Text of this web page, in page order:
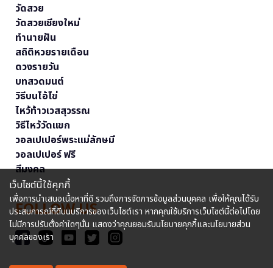
วัดสวย
วัดสวยเชียงใหม่
ทำนายฝัน
สถิติหวยรายเดือน
ดวงรายวัน
บทสวดมนต์
วิธีบนไอ้ไข่
ไหว้ท้าวเวสสุวรรณ
วิธีไหว้วัดแขก
วอลเปเปอร์พระแม่ลักษมี
วอลเปเปอร์ ฟรี
สีมงคล
FOLLOW US
เว็บไซต์นี้ใช้คุกกี้
เพื่อการนำเสนอเนื้อหาที่ดี รวมถึงการจัดการข้อมูลส่วนบุคคล เพื่อให้คุณได้รับ
ประสบการณ์ที่ดีบนบริการของเว็บไซต์เรา หากคุณใช้บริการเว็บไซต์นี้ต่อไปโดย
ไม่มีการปรับตั้งค่าใดๆนั้น แสดงว่าคุณยอมรับนโยบายคุกกี้และนโยบายส่วน
บุคคลของเรา